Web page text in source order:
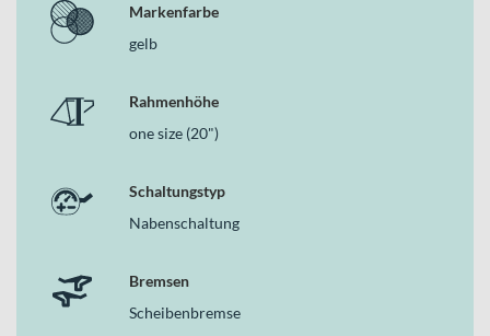
Markenfarbe
gelb
Rahmenhöhe
one size (20")
Schaltungstyp
Nabenschaltung
Bremsen
Scheibenbremse